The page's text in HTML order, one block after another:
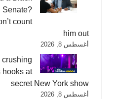
Senate?
count
him out
أغسطس 8, 2026
crushing
hooks at
secret New York show
أغسطس 8, 2026